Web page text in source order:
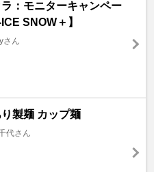
：モニターキャンペー
SNOW＋】
さん
製麺 カップ麺
代さん